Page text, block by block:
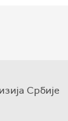
Србије